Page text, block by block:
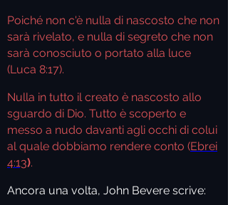
Poiché non c'è nulla di nascosto che non
sarà rivelato, e nulla di segreto che non
sarà conosciuto o portato alla luce
(Luca 8:17).
Nulla in tutto il creato è nascosto allo
sguardo di Dio. Tutto è scoperto e
messo a nudo davanti agli occhi di colui
al quale dobbiamo rendere conto (Ebrei
4:13).
Ancora una volta, John Bevere scrive: